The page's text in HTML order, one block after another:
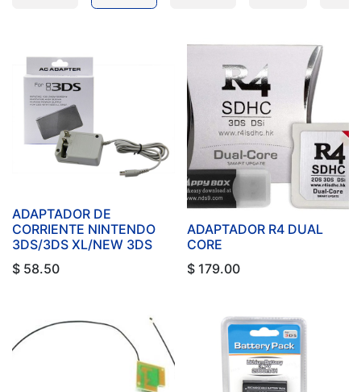
ADAPTADOR DE
CORRIENTE NINTENDO
3DS/3DS XL/NEW 3DS
$ 58.50
ADAPTADOR R4 DUAL
CORE
$ 179.00